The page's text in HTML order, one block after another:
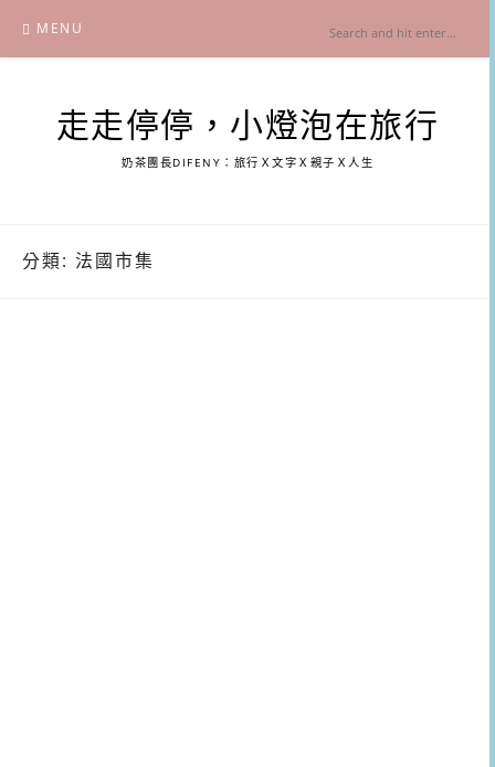
content
MENU
走走停停，小燈泡在旅行
奶茶團長DIFENY：旅行Ｘ文字Ｘ親子Ｘ人生
分類: 法國市集